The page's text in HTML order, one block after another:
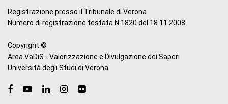
Registrazione presso il Tribunale di Verona
Numero di registrazione testata N.1820 del 18.11.2008
Copyright ©
Area VaDiS - Valorizzazione e Divulgazione dei Saperi
Università degli Studi di Verona